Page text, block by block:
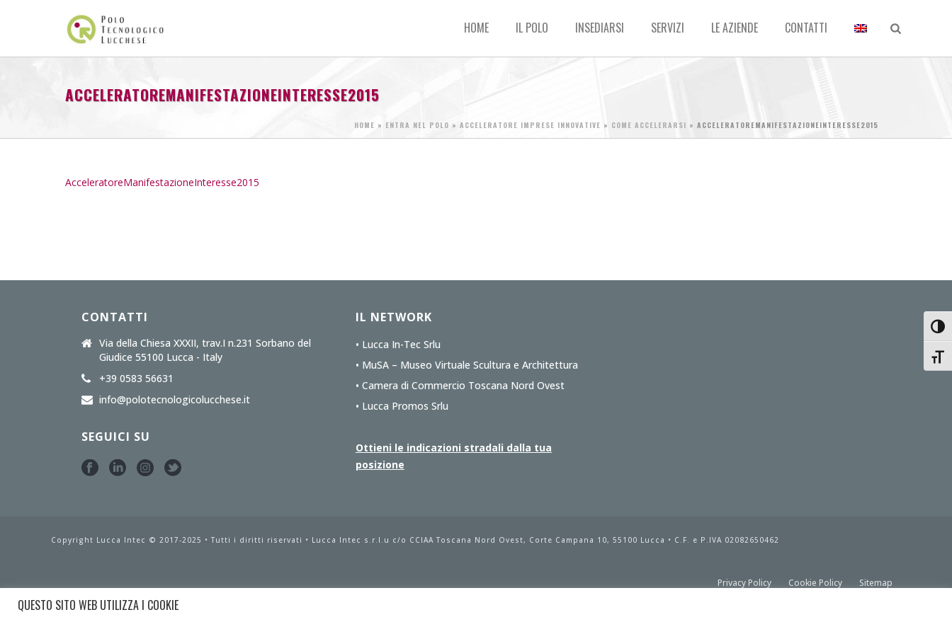
HOME IL POLO INSEDIARSI SERVIZI LE AZIENDE CONTATTI
ACCELERATOREMANIFESTAZIONEINTERESSE2015
HOME » ENTRA NEL POLO » ACCELERATORE IMPRESE INNOVATIVE » COME ACCELERARSI » ACCELERATOREMANIFESTAZIONEINTERESSE2015
AcceleratoreManifestazioneInteresse2015
CONTATTI
Via della Chiesa XXXII, trav.I n.231 Sorbano del
Giudice 55100 Lucca - Italy
+39 0583 56631
info@polotecnologicolucchese.it
SEGUICI SU
IL NETWORK
• Lucca In-Tec Srlu
• MuSA – Museo Virtuale Scultura e Architettura
• Camera di Commercio Toscana Nord Ovest
• Lucca Promos Srlu
Ottieni le indicazioni stradali dalla tua
posizione
Copyright Lucca Intec © 2017-2025 • Tutti i diritti riservati • Lucca Intec s.r.l.u c/o CCIAA Toscana Nord Ovest, Corte Campana 10, 55100 Lucca • C.F. e P.IVA 02082650462
Privacy Policy Cookie Policy Sitemap
QUESTO SITO WEB UTILIZZA I COOKIE